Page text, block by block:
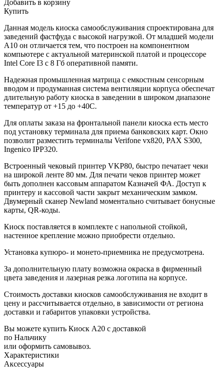
Добавить в корзину
Купить
Данная модель киоска самообслуживания спроектирована для
заведений фастфуда с высокой нагрузкой. От младшей модели
А10 он отличается тем, что построен на компонентном
компьютере с актуальной материнской платой и процессоре
Intel Core I3 с 8 Гб оперативной памяти.
Надежная промышленная матрица с емкостным сенсорным
вводом и продуманная система вентиляции корпуса обеспечат
длительную работу киоска в заведении в широком диапазоне
температур от +15 до +40С.
Для оплаты заказа на фронтальной панели киоска есть место
под установку терминала для приема банковских карт. Окно
позволит разместить терминалы Verifone vx820, PAX S300,
Ingenico IPP320.
Встроенный чековый принтер VKP80, быстро печатает чеки
на широкой ленте 80 мм. Для печати чеков принтер может
быть дополнен кассовым аппаратом Казначей ФА. Доступ к
принтеру и кассовой части закрыт механическим замком.
Двумерный сканер Newland моментально считывает бонусные
карты, QR-коды.
Киоск поставляется в комплекте с напольной стойкой,
настенное крепление можно приобрести отдельно.
Установка купюро- и монето-приемника не предусмотрена.
За дополнительную плату возможна окраска в фирменный
цвета заведения и лазерная резка логотипа на корпусе.
Стоимость доставки киосков самообслуживания не входит в
цену и рассчитывается отдельно, в зависимости от региона
доставки и габаритов упаковки устройства.
Вы можете купить Киоск А20 с доставкой
по Нальчику
или оформить самовывоз.
Характеристики
Аксессуары